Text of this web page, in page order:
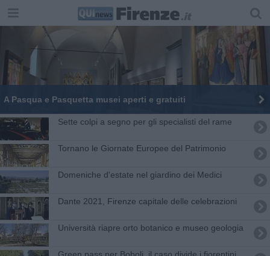
A Pasqua e Pasquetta musei aperti e gratuiti
Sette colpi a segno per gli specialisti del rame
Tornano le Giornate Europee del Patrimonio
Domeniche d'estate nel giardino dei Medici
Dante 2021, Firenze capitale delle celebrazioni
Università riapre orto botanico e museo geologia
Green pass per Boboli, il caso divide i fiorentini